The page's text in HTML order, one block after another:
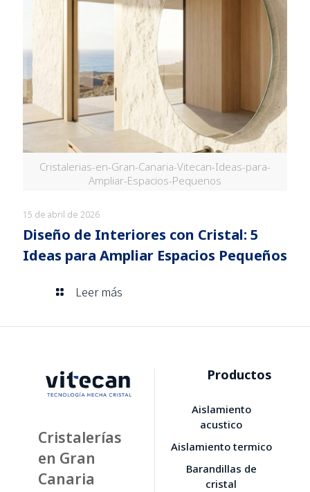
Cristalerias-en-Gran-Canaria-Vitecan-Ideas-para-
Ampliar-Espacios-Pequenos
15 de abril de 2026
Diseño de Interiores con Cristal: 5
Ideas para Ampliar Espacios Pequeños
Leer más
Cristalerías
en Gran
Canaria
Productos
Aislamiento
acustico
Aislamiento termico
Barandillas de
cristal